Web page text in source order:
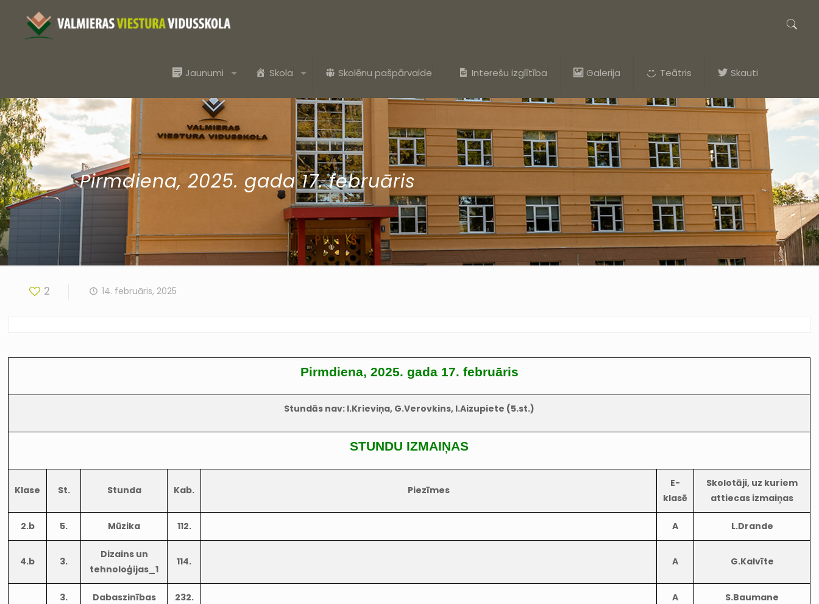
Jaunumi Skola Skolēnu pašpārvalde Interešu izglītība Galerija Teātris Skauti
Pirmdiena, 2025. gada 17. februāris
2 14. februāris, 2025
Pirmdiena, 2025. gada 17. februāris
Stundās nav: I.Krieviņa, G.Verovkins, I.Aizupiete (5.st.)
STUNDU IZMAIŅAS
Klase St. Stunda Kab. Piezīmes
E-
klasē
Skolotāji, uz kuriem
attiecas izmaiņas
2.b 5. Mūzika 112. A L.Drande
4.b 3.
Dizains un
tehnoloģijas_1
114. A G.Kalvīte
3. Dabaszinības 232. A S.Baumane